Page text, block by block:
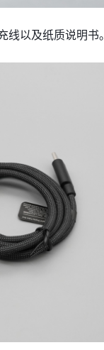
以及纸质说明书。